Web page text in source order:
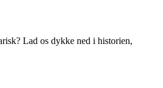
Lad os dykke ned i historien,